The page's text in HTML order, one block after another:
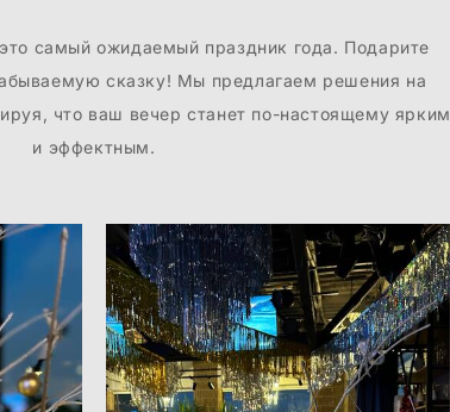
самый ожидаемый праздник года. Подарите
сказку! Мы предлагаем решения на
что ваш вечер станет по-настоящему ярким
и эффектным.